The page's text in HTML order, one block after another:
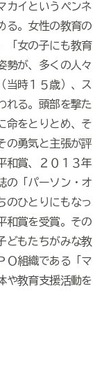
カイというペンネ
る。女性の教育の
「女の子にも教育
勢が、多くの人々
当時１５歳）、ス
れる。頭部を撃た
命をとりとめ、そ
の勇気と主張が評
和賞、２０１３年
の「パーソン・オ
のひとりにもなっ
和賞を受賞。その
どもたちがみな教
Ｏ組織である「マ
や教育支援活動を